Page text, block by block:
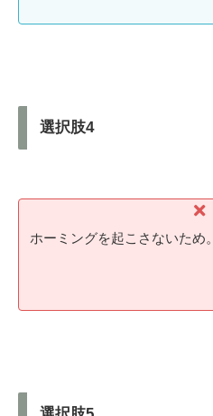
選択肢4
ホーミングを起こさないため。